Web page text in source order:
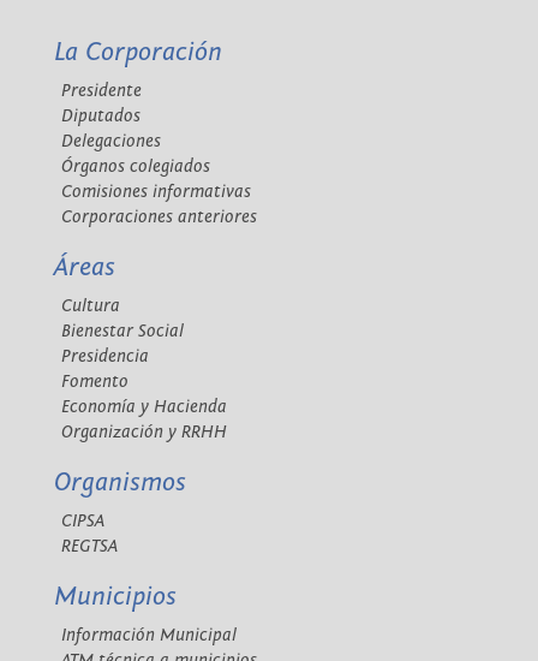
La Corporación
Presidente
Diputados
Delegaciones
Órganos colegiados
Comisiones informativas
Corporaciones anteriores
Áreas
Cultura
Bienestar Social
Presidencia
Fomento
Economía y Hacienda
Organización y RRHH
Organismos
CIPSA
REGTSA
Municipios
Información Municipal